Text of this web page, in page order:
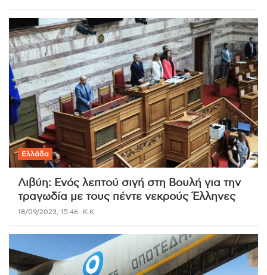
Ελλάδα
Λιβύη: Ενός λεπτού σιγή στη Βουλή για την
τραγωδία με τους πέντε νεκρούς Έλληνες
18/09/2023, 15:46 K.K.